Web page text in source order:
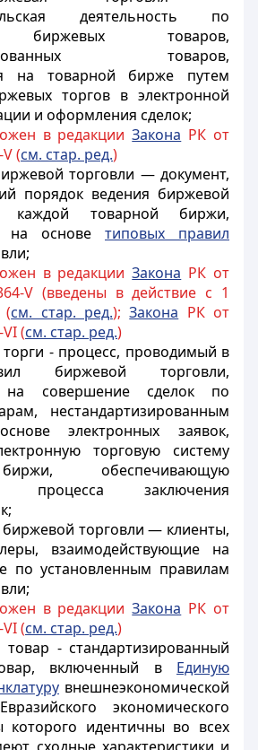
деятельность по
биржевых товаров,
товаров,
на товарной бирже путем
торгов в электронной
и оформления сделок;
в редакцииЗакона РК от
(см. стар. ред.)
торговли — документ,
порядок ведения биржевой
каждой товарной биржи,
на основе типовых правил
в редакцииЗакона РК от
V (введены в действие с 1
(см. стар. ред.);Закона РК от
(см. стар. ред.)
- процесс, проводимый в
биржевой торговли,
на совершение сделок по
нестандартизированным
электронных заявок,
торговую систему
обеспечивающую
процесса заключения
биржевой торговли — клиенты,
взаимодействующие на
по установленным правилам
в редакцииЗакона РК от
(см. стар. ред.)
- стандартизированный
включенный в Единую
внешнеэкономической
экономического
которого идентичны во всех